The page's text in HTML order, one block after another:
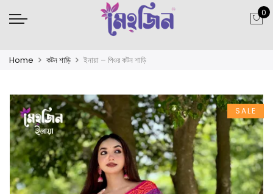
0
Home কটন শাড়ি ইনায়া – পিওর কটন শাড়ি
SALE